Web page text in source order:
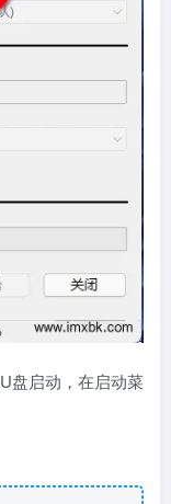
盘启动，在启动菜